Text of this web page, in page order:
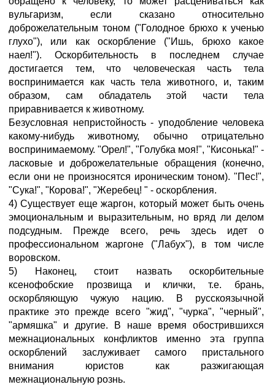
вульгаризм, если сказано относительно
доброжелательным тоном ("Голодное брюхо к ученью
глухо"), или как оскорбление ("Ишь, брюхо какое
наел!"). Оскорбительность в последнем случае
достигается тем, что человеческая часть тела
воспринимается как часть тела животного, и, таким
образом, сам обладатель этой части тела
приравнивается к животному.
Безусловная непристойность - уподобление человека
какому-нибудь животному, обычно отрицательно
воспринимаемому. "Орел!", "Голубка моя!", "Кисонька!" -
ласковые и доброжелательные обращения (конечно,
если они не произносятся ироническим тоном). "Пес!",
"Сука!", "Корова!", "Жеребец! " - оскорбления.
4) Существует еще жаргон, который может быть очень
эмоциональным и выразительным, но вряд ли делом
подсудным. Прежде всего, речь здесь идет о
профессиональном жаргоне ("Лабух"), в том числе
воровском.
5) Наконец, стоит назвать оскорбительные
ксенофобские прозвища и клички, т.е. брань,
оскорбляющую чужую нацию. В русскоязычной
практике это прежде всего "жид", "чурка", "черный",
"армяшка" и другие. В наше время обострившихся
межнациональных конфликтов именно эта группа
оскорблений заслуживает самого пристального
внимания юристов как разжигающая
межнациональную рознь.